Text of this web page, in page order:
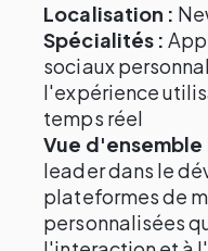
Localisation :
Spécialités :
sociaux
l'expérience
temps réel
Vue d'ensemble
leader dans le
plateformes de
personnalisées